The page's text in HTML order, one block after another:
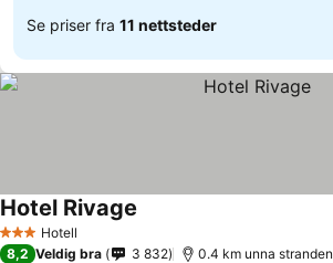
Se priser fra 11 nettsteder
3 StjernerHotell
Hotel Rivage
8,2 Veldig bra 3 832 0.4 km unna stranden